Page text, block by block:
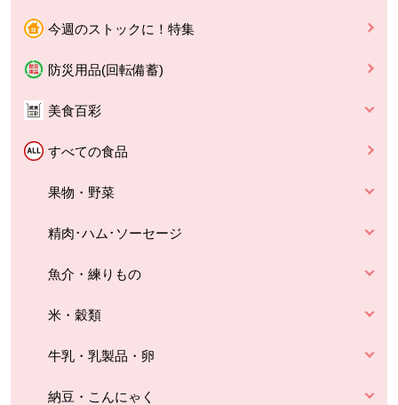
今週のストックに！特集
防災用品(回転備蓄)
美食百彩
すべての食品
果物・野菜
精肉･ハム･ソーセージ
魚介・練りもの
米・穀類
牛乳・乳製品・卵
納豆・こんにゃく